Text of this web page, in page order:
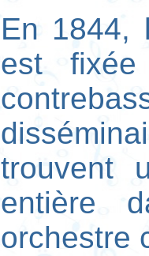
En 1844,
est
trouvent
entière
orchestre